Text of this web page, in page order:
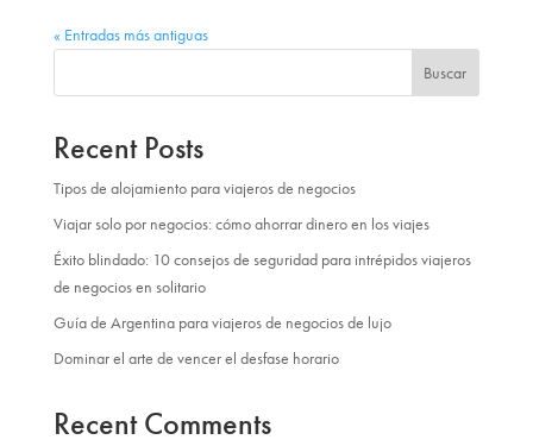
« Entradas más antiguas
Buscar
Recent Posts
Tipos de alojamiento para viajeros de negocios
Viajar solo por negocios: cómo ahorrar dinero en los viajes
Éxito blindado: 10 consejos de seguridad para intrépidos viajeros
de negocios en solitario
Guía de Argentina para viajeros de negocios de lujo
Dominar el arte de vencer el desfase horario
Recent Comments